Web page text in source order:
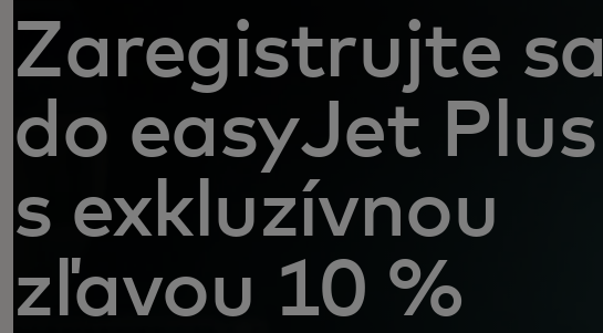
Zaregistrujte sa
do easyJet Plus
s exkluzívnou
zľavou 10 %